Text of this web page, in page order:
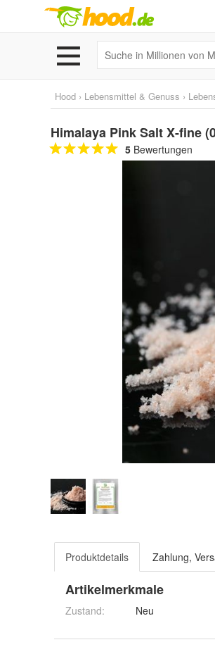
Hood › Lebensmittel & Genuss ›
Himalaya Pink Salt X-fine
5 Bewertungen
Produktdetails Zahlung,
Artikelmerkmale
Zustand: Neu